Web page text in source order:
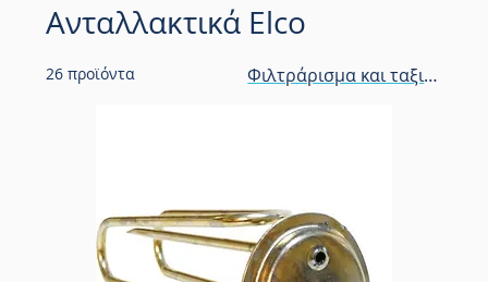
Ανταλλακτικά Elco
26 προϊόντα Φιλτράρισμα και ταξινόμηση